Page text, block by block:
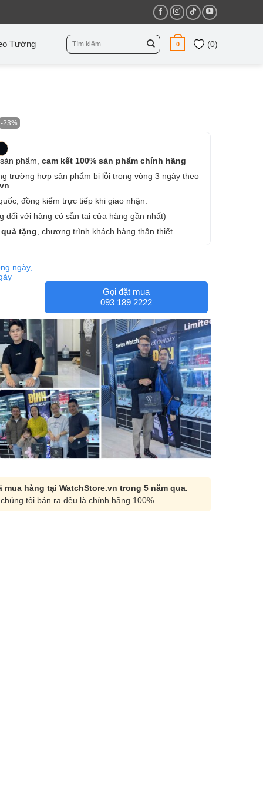
Tường
Tìm
kiếm:
0 (0)
-23%
phẩm, cam kết 100% sản phẩm chính hãng
trường hợp sản phẩm bị lỗi trong vòng 3 ngày theo
đồng kiểm trực tiếp khi giao nhận.
đối với hàng có sẵn tại cửa hàng gần nhất)
tặng , chương trình khách hàng thân thiết.
ngày,
Gọi đặt mua
093 189 2222
mua hàng tại WatchStore.vn trong 5 năm qua.
tôi bán ra đều là chính hãng 100%